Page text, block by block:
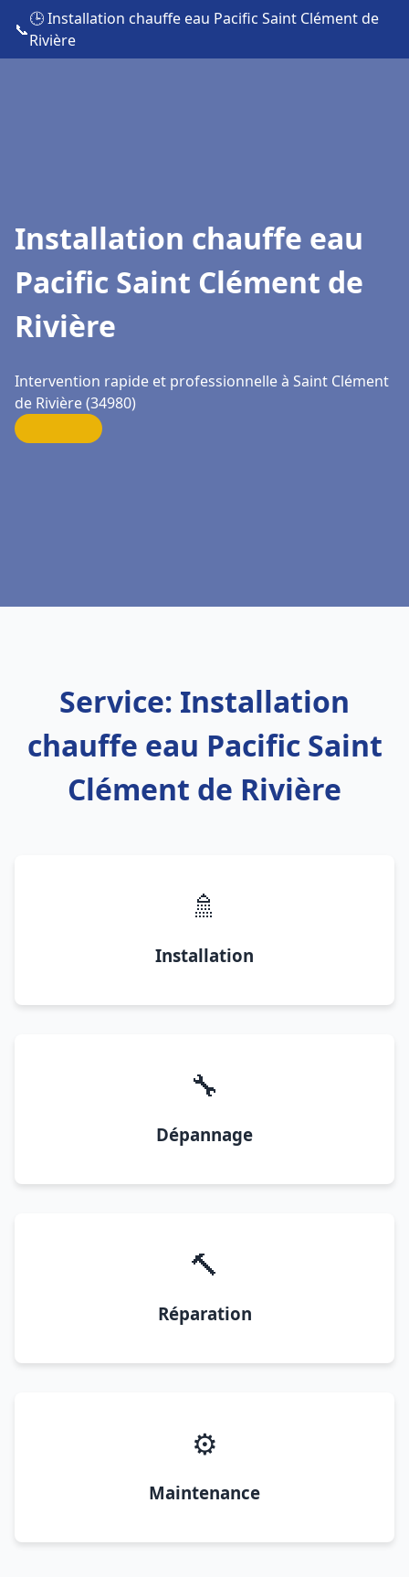
📞
🕒 Installation chauffe eau Pacific Saint Clément de
Rivière
Installation chauffe eau
Pacific Saint Clément de
Rivière
Intervention rapide et professionnelle à Saint Clément
de Rivière (34980)
Service: Installation
chauffe eau Pacific Saint
Clément de Rivière
🚿
Installation
🔧
Dépannage
🔨
Réparation
⚙️
Maintenance